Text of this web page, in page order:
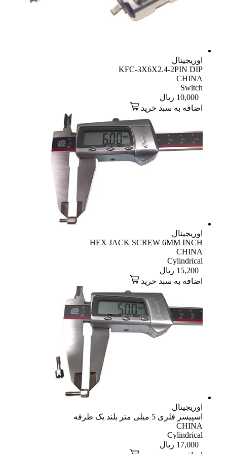
اوریجینال
KFC-3X6X2.4-2PIN DIP
CHINA
Switch
10,000 ریال
اضافه به سبد خرید
اوریجینال
HEX JACK SCREW 6MM INCH
CHINA
Cylindrical
15,200 ریال
اضافه به سبد خرید
اوریجینال
اسپیسر فلزی 5 میلی متر بلند یک طرفه
CHINA
Cylindrical
17,000 ریال